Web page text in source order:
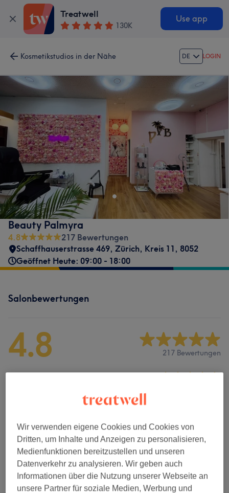
Treatwell
130K
Use app
Kosmetikstudios in der Nähe DE LOGIN
Beauty Palmyra
4.8
217 Bewertungen
Schaffhauserstrasse 469, Zürich, Kreis 11, 8052
Geöffnet Heute: 09:00 - 18:00
Salonbewertungen
4.8 217 Bewertungen
Service
Bewertungen filtern
Wir verwenden eigene Cookies und Cookies von
Dritten, um Inhalte und Anzeigen zu personalisieren,
Medienfunktionen bereitzustellen und unseren
Datenverkehr zu analysieren. Wir geben auch
Informationen über die Nutzung unserer Webseite an
unsere Partner für soziale Medien, Werbung und